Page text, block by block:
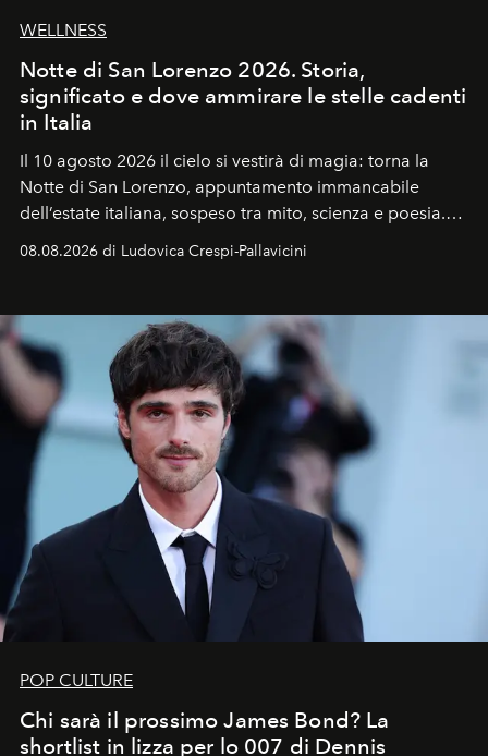
WELLNESS
Notte di San Lorenzo 2026. Storia,
significato e dove ammirare le stelle cadenti
in Italia
Il 10 agosto 2026 il cielo si vestirà di magia: torna la
Notte di San Lorenzo, appuntamento immancabile
dell’estate italiana, sospeso tra mito, scienza e poesia.
Sarà il momento in cui gli occhi si alzano verso la volta
celeste per seguire il passaggio delle
all’universo i desideri più segreti
08.08.2026 di Ludovica Crespi-Pallavicini
POP CULTURE
Chi sarà il prossimo James Bond? La
shortlist in lizza per lo 007 di Dennis